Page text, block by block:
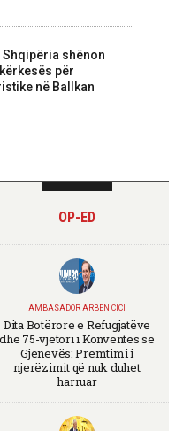
Shqipëria shënon
për
në Ballkan
OP-ED
AMBASADOR ARBEN CICI
Dita Botërore e Refugjatëve
dhe 75-vjetori i Konventës së
Gjenevës: Premtimi i
njerëzimit që nuk duhet
harruar